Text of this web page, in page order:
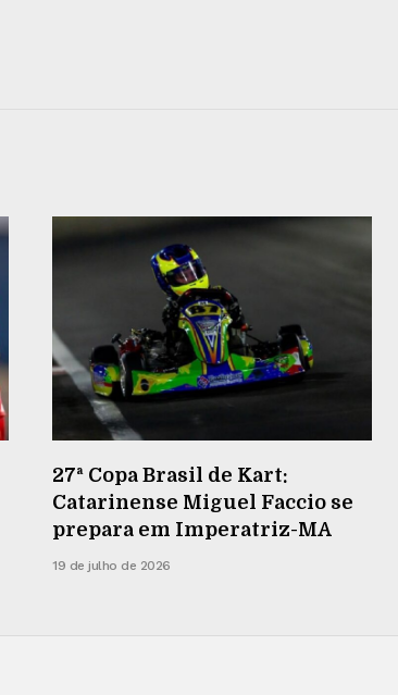
27ª Copa Brasil de Kart:
Catarinense Miguel Faccio se
prepara em Imperatriz-MA
19 de julho de 2026